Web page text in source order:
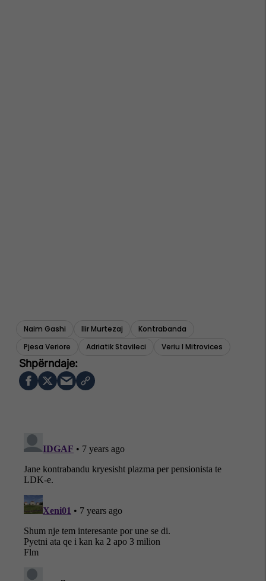
Naim Gashi Ilir Murtezaj
Kontrabanda
Pjesa Veriore
Adriatik Stavileci Veriu I Mitrovices